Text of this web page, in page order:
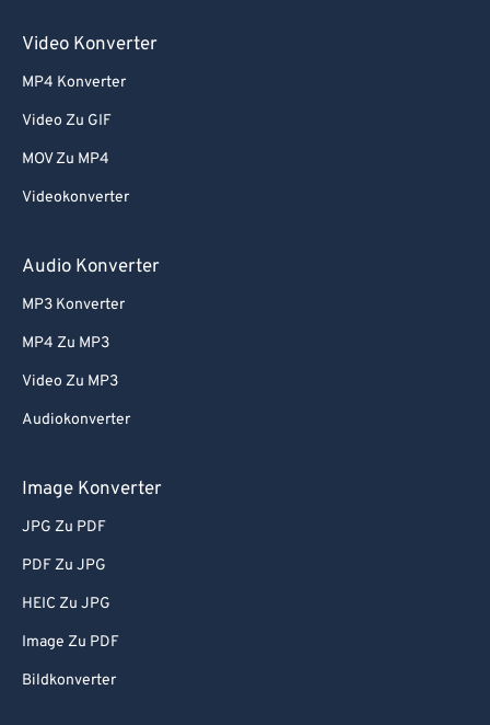
Video Konverter
MP4 Konverter
Video Zu GIF
MOV Zu MP4
Videokonverter
Audio Konverter
MP3 Konverter
MP4 Zu MP3
Video Zu MP3
Audiokonverter
Image Konverter
JPG Zu PDF
PDF Zu JPG
HEIC Zu JPG
Image Zu PDF
Bildkonverter